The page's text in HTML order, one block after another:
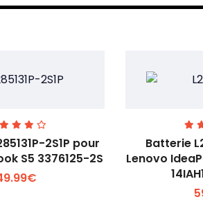
plus +
2S1P pour
S5 3376125-2S
Batterie
Lenovo